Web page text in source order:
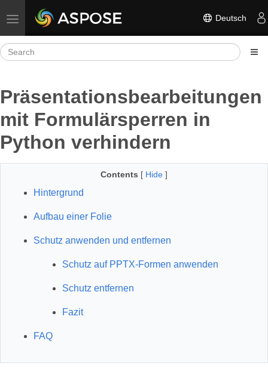
Toggle navigation Deutsch
Präsentationsbearbeitungen
mit Formulärsperren in
Python verhindern
Contents [ Hide ]
Hintergrund
Aufbau einer Folie
Schutz anwenden und entfernen
Schutz auf PPTX‑Formen anwenden
Schutz entfernen
Fazit
FAQ